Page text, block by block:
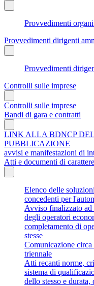
Provvedimenti
Provvedimenti dirigenti
Provvedimenti
Controlli sulle imprese
Controlli sulle imprese
Bandi di gara e contratti
LINK ALLA BDNCP
PUBBLICAZIONE
avvisi e manifestazioni di
Atti e documenti di
Elenco delle
concedenti per
Avviso finalizzato ad
degli operatori
completamento di
stesse
Comunicazione circa
triennale
Atti recanti norme,
sistema di
dello stesso e